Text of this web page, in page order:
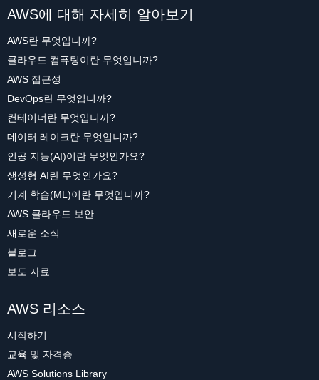
AWS에 대해 자세히 알아보기
AWS란 무엇입니까?
클라우드 컴퓨팅이란 무엇입니까?
AWS 접근성
DevOps란 무엇입니까?
컨테이너란 무엇입니까?
데이터 레이크란 무엇입니까?
인공 지능(AI)이란 무엇인가요?
생성형 AI란 무엇인가요?
기계 학습(ML)이란 무엇입니까?
AWS 클라우드 보안
새로운 소식
블로그
보도 자료
AWS 리소스
시작하기
교육 및 자격증
AWS Solutions Library